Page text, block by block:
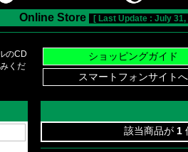
Online Store [ Last Update : July 31,
のCD
くだ
該当商品が 1